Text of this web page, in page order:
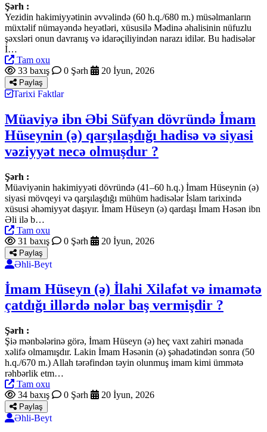
Şərh :
Yezidin hakimiyyətinin əvvəlində (60 h.q./680 m.) müsəlmanların
müxtəlif nümayəndə heyətləri, xüsusilə Mədinə əhalisinin nüfuzlu
şəxsləri onun davranış və idarəçiliyindən narazı idilər. Bu hadisələr
İ…
Tam oxu
33 baxış
0 Şərh 20 İyun, 2026
Paylaş
Tarixi Faktlar
Müaviyə ibn Əbi Süfyan dövründə İmam
Hüseynin (ə) qarşılaşdığı hadisə və siyasi
vəziyyət necə olmuşdur ?
Şərh :
Müaviyənin hakimiyyəti dövründə (41–60 h.q.) İmam Hüseynin (ə)
siyasi mövqeyi və qarşılaşdığı mühüm hadisələr İslam tarixində
xüsusi əhəmiyyət daşıyır. İmam Hüseyn (ə) qardaşı İmam Həsən ibn
Əli ilə b…
Tam oxu
31 baxış
0 Şərh 20 İyun, 2026
Paylaş
Əhli-Beyt
İmam Hüseyn (ə) İlahi Xilafət və imamətə
çatdığı illərdə nələr baş vermişdir ?
Şərh :
Şiə mənbələrinə görə, İmam Hüseyn (ə) heç vaxt zahiri mənada
xəlifə olmamışdır. Lakin İmam Həsənin (ə) şəhadətindən sonra (50
h.q./670 m.) Allah tərəfindən təyin olunmuş imam kimi ümmətə
rəhbərlik etm…
Tam oxu
34 baxış
0 Şərh 20 İyun, 2026
Paylaş
Əhli-Beyt